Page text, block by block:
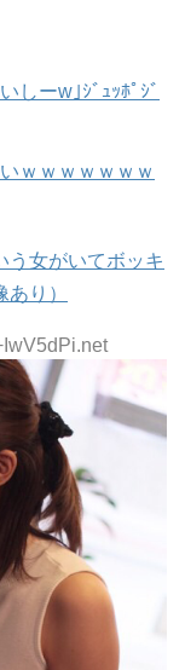
しーw｣ｼﾞｭｯﾎﾟｼﾞ
ｗｗｗｗｗｗｗ
う女がいてボッキ
り）